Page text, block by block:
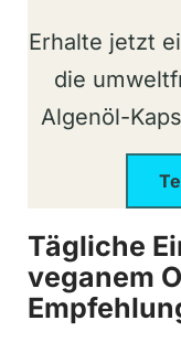
Erhalte jetzt
die
Algenöl-
Tägliche
veganem